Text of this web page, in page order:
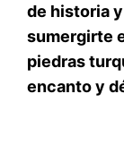
de historia
sumergirte
piedras
encanto y